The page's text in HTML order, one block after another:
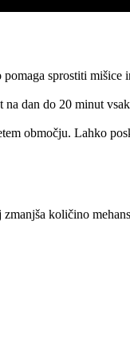
sprostiti
dan do 20 minut
območju. Lahko
količino